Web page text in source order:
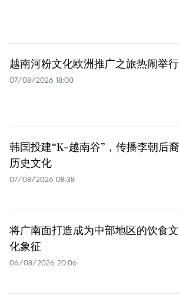
越南河粉文化欧洲推广之旅热闹举行
07/08/2026 18:00
韩国投建“K-越南谷”，传播李朝后裔
历史文化
07/08/2026 08:38
将广南面打造成为中部地区的饮食文
化象征
06/08/2026 20:06